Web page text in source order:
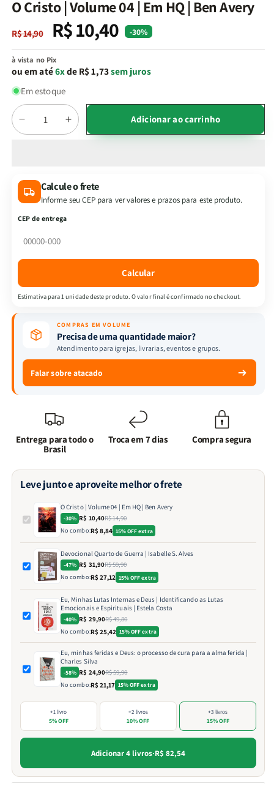
janela
O Cristo | Volume 04 | Em HQ | Ben Avery
Preço
normal
R$ 14,90
Preço
promocional
R$ 10,40 -30%
à vista no Pix
ou em até6xde R$ 1,73sem juros
Em estoque
Quantidade
Diminuir
a
Cristo
|
Volume
|
Ben
Avery
Aumentar
a
Cristo
|
Ben
Adicionar ao carrinho
Calcule o frete
Informe seu CEP para ver valores e prazos para este produto.
CEP de entrega
Calcular
Estimativa para 1 unidade deste produto. O valor final é confirmado no checkout.
COMPRAS EM VOLUME
Precisa de uma quantidade maior?
Atendimento para igrejas, livrarias, eventos e grupos.
Falar sobre atacado
Entrega para todo o
Brasil
Troca em 7 dias Compra segura
Leve junto e aproveite melhor o frete
O Cristo | Volume 04 | Em HQ | Ben Avery
-30% R$ 10,40R$ 14,90
No combo:R$ 8,84 15% OFF extra
Devocional Quarto de Guerra | Isabelle S. Alves
-47% R$ 31,90R$ 59,90
No combo:R$ 27,12 15% OFF extra
Eu, Minhas Lutas Internas e Deus | Identificando as Lutas
Emocionais e Espirituais | Estela Costa
-40% R$ 29,90R$ 49,80
No combo:R$ 25,42 15% OFF extra
Eu, minhas feridas e Deus: o processo de cura para a alma ferida |
Charles Silva
-58% R$ 24,90R$ 59,90
No combo:R$ 21,17 15% OFF extra
+1 livro
5% OFF
+2 livros
10% OFF
+3 livros
15% OFF
Adicionar 4 livros·R$ 82,54